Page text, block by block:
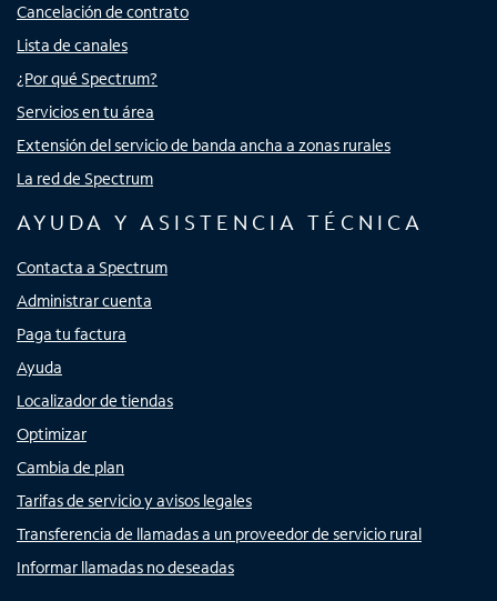
Cancelación de contrato
Lista de canales
¿Por qué Spectrum?
Servicios en tu área
Extensión del servicio de banda ancha a zonas rurales
La red de Spectrum
AYUDA Y ASISTENCIA TÉCNICA
Contacta a Spectrum
Administrar cuenta
Paga tu factura
Ayuda
Localizador de tiendas
Optimizar
Cambia de plan
Tarifas de servicio y avisos legales
Transferencia de llamadas a un proveedor de servicio rural
Informar llamadas no deseadas